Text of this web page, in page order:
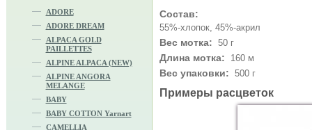
ADORE
ADORE DREAM
ALPACA GOLD
PAILLETTES
ALPINE ALPACA (NEW)
ALPINE ANGORA
MELANGE
BABY
BABY COTTON Yarnart
CAMELLIA
Состав:
55%-хлопок, 45%-акрил
Вес мотка: 50 г
Длина мотка: 160 м
Вес упаковки: 500 г
Примеры расцветок